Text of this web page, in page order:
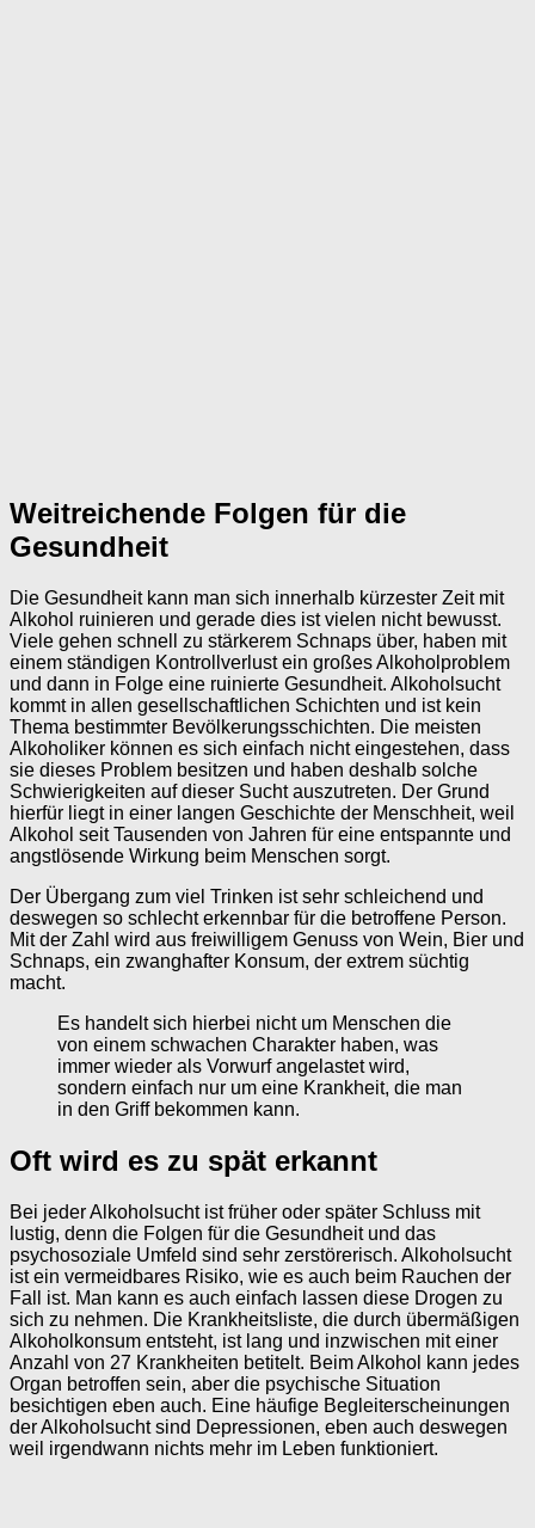
Weitreichende Folgen für die
Gesundheit
Die Gesundheit kann man sich innerhalb kürzester Zeit mit
Alkohol ruinieren und gerade dies ist vielen nicht bewusst.
Viele gehen schnell zu stärkerem Schnaps über, haben mit
einem ständigen Kontrollverlust ein großes Alkoholproblem
und dann in Folge eine ruinierte Gesundheit. Alkoholsucht
kommt in allen gesellschaftlichen Schichten und ist kein
Thema bestimmter Bevölkerungsschichten. Die meisten
Alkoholiker können es sich einfach nicht eingestehen, dass
sie dieses Problem besitzen und haben deshalb solche
Schwierigkeiten auf dieser Sucht auszutreten. Der Grund
hierfür liegt in einer langen Geschichte der Menschheit, weil
Alkohol seit Tausenden von Jahren für eine entspannte und
angstlösende Wirkung beim Menschen sorgt.
Der Übergang zum viel Trinken ist sehr schleichend und
deswegen so schlecht erkennbar für die betroffene Person.
Mit der Zahl wird aus freiwilligem Genuss von Wein, Bier und
Schnaps, ein zwanghafter Konsum, der extrem süchtig
macht.
Es handelt sich hierbei nicht um Menschen die
von einem schwachen Charakter haben, was
immer wieder als Vorwurf angelastet wird,
sondern einfach nur um eine Krankheit, die man
in den Griff bekommen kann.
Oft wird es zu spät erkannt
Bei jeder Alkoholsucht ist früher oder später Schluss mit
lustig, denn die Folgen für die Gesundheit und das
psychosoziale Umfeld sind sehr zerstörerisch. Alkoholsucht
ist ein vermeidbares Risiko, wie es auch beim Rauchen der
Fall ist. Man kann es auch einfach lassen diese Drogen zu
sich zu nehmen. Die Krankheitsliste, die durch übermäßigen
Alkoholkonsum entsteht, ist lang und inzwischen mit einer
Anzahl von 27 Krankheiten betitelt. Beim Alkohol kann jedes
Organ betroffen sein, aber die psychische Situation
besichtigen eben auch. Eine häufige Begleiterscheinungen
der Alkoholsucht sind Depressionen, eben auch deswegen
weil irgendwann nichts mehr im Leben funktioniert.